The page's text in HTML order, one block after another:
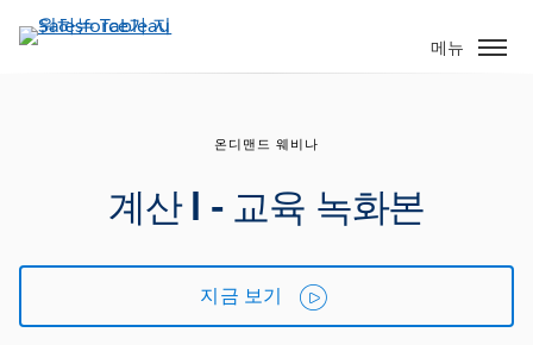
요
기
메뉴
온디맨드 웨비나
계산 I - 교육 녹화본
지금 보기